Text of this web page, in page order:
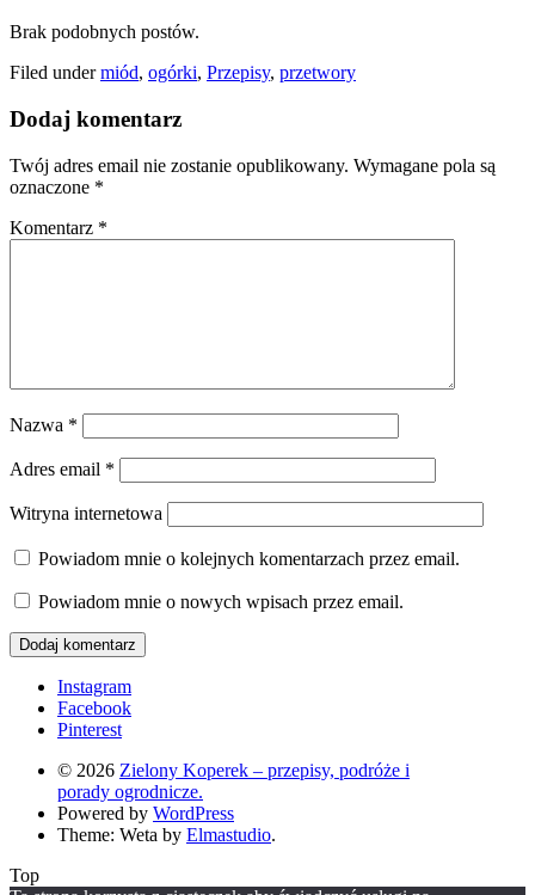
Brak podobnych postów.
Filed undermiód, ogórki, Przepisy, przetwory
Dodaj komentarz
Twój adres email nie zostanie opublikowany. Wymagane pola są
oznaczone *
Komentarz *
Nazwa *
Adres email *
Witryna internetowa
Powiadom mnie o kolejnych komentarzach przez email.
Powiadom mnie o nowych wpisach przez email.
Instagram
Facebook
Pinterest
© 2026 Zielony Koperek – przepisy, podróże i
porady ogrodnicze.
Powered by WordPress
Theme: Weta by Elmastudio.
Top